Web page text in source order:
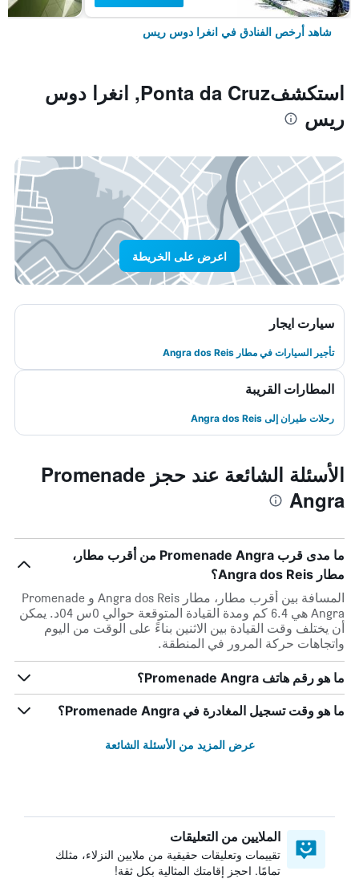
شاهد أرخص الفنادق في انغرا دوس ريس
استكشفPonta da Cruz, انغرا دوس
ريس
اعرض على الخريطة
سيارت ايجار
تأجير السيارات في مطار Angra dos Reis
المطارات القريبة
رحلات طيران إلى Angra dos Reis
الأسئلة الشائعة عند حجز Promenade
Angra
ما مدى قرب Promenade Angra من أقرب مطار،
مطار Angra dos Reis؟
المسافة بين أقرب مطار، مطار Angra dos Reis و Promenade
Angra هي 6.4 كم ومدة القيادة المتوقعة حوالي 0س 04د. يمكن
أن يختلف وقت القيادة بين الاثنين بناءً على الوقت من اليوم
واتجاهات حركة المرور في المنطقة.
ما هو رقم هاتف Promenade Angra؟
ما هو وقت تسجيل المغادرة في Promenade Angra؟
عرض المزيد من الأسئلة الشائعة
الملايين من التعليقات
تقييمات وتعليقات حقيقية من ملايين النزلاء، مثلك
تمامًا. احجز إقامتك المثالية بكل ثقة!